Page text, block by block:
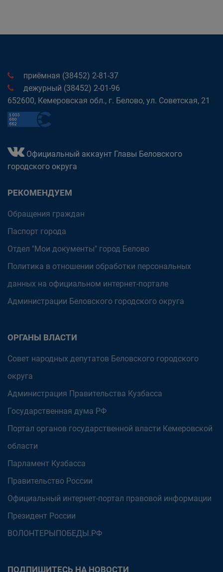
приёмная (38452) 2-81-37
дежурный (38452) 2-01-96
652600, Кемеровская обл., г. Белово, ул. Советская, 21
Официальный аккаунт Главы Беловского
городского округа
РЕКОМЕНДУЕМ
Обращения граждан
Паспорт города
Отдел "Мои документы" город Белово
Политика в отношении обработки персональных
данных на официальном интернет-портале
Администрации Беловского городского округа
ОРГАНЫ ВЛАСТИ
Совет народных депутатов Беловского городского
округа
Администрация Правительства Кузбасса
Государственная дума РФ
Портал органов государственной власти Кемеровской
области
Парламент Кузбасса
Правительство России
Официальный интернет-портал правовой информации
Президент России
ВОЛОНТЕРЫПОБЕДЫ.РФ
ПОДПИШИТЕСЬ НА НОВОСТИ